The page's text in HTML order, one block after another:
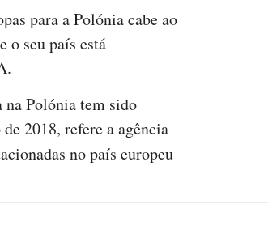
para a Polónia cabe ao
o seu país está
Polónia tem sido
2018, refere a agência
no país europeu